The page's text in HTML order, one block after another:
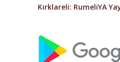
Kırklareli: RumeliYA